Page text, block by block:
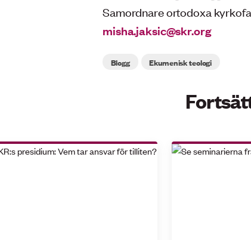
Samordnare ortodoxa
misha.jaksic@skr.org
Blogg Ekumenisk teologi